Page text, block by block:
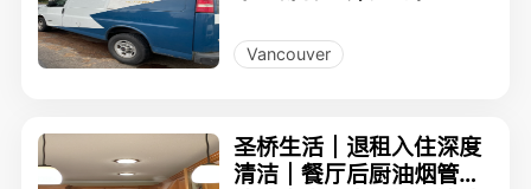
7040388 粵普
Vancouver
圣桥生活｜退租入住深度
清洁｜餐厅后厨油烟管道